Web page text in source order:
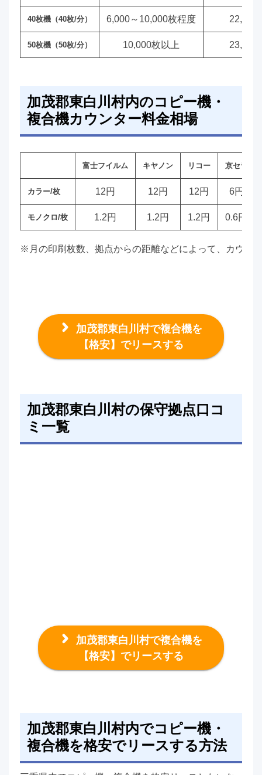
40枚機（40枚/分） 6,000～10,000枚程度 22,000
50枚機（50枚/分） 10,000枚以上 23,000
加茂郡東白川村内のコピー機・
複合機カウンター料金相場
富士フイルム キヤノン リコー 京セラ
カラー/枚 12円 12円 12円 6円
モノクロ/枚 1.2円 1.2円 1.2円 0.6円
※月の印刷枚数、拠点からの距離などによって、カウン
加茂郡東白川村で複合機を
【格安】でリースする
加茂郡東白川村の保守拠点口コ
ミ一覧
加茂郡東白川村で複合機を
【格安】でリースする
加茂郡東白川村内でコピー機・
複合機を格安でリースする方法